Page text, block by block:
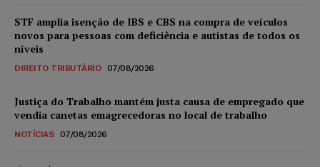
STF amplia isenção de IBS e CBS na compra de veículos
novos para pessoas com deficiência e autistas de todos os
níveis
DIREITO TRIBUTÁRIO 07/08/2026
Justiça do Trabalho mantém justa causa de empregado que
vendia canetas emagrecedoras no local de trabalho
NOTÍCIAS 07/08/2026